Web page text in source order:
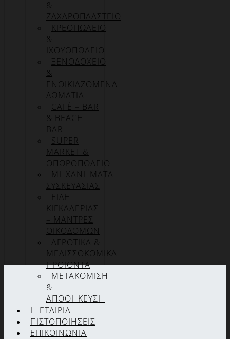
&
ΖΑΧΑΡΟΠΛΑΣΤΕΙΟ
ΚΡΕΟΠΩΛΕΙΟ
&
ΙΧΘΥΟΠΩΛΕΙΟ
ΞΕΝΟΔΟΧΕΙΟ
&
ΕΝΟΙΚΙΑΖΟΜΕΝΑ
ΔΩΜΑΤΙΑ
CAFÉ – BAR
& BEACH
BAR
SUPER
MARKET &
ΟΠΩΡΟΠΩΛΕΙΟ
ΜΗΧΑΝΗΜΑΤΑ
ΣΥΣΚΕΥΑΣΙΑΣ
ΕΙΔΗ
ΚΙΓΚΑΛΕΡΙΑΣ
– ΜΑΝΤΡΕΣ
ΟΙΚΟΔΟΜΩΝ
ΑΓΡΟΤΙΚΑ &
ΜΕΛΙΣΣΟΚΟΜΙΚΑ
ΠΡΟΪΟΝΤΑ
ΜΕΤΑΚΟΜΙΣΗ
&
ΑΠΟΘΗΚΕΥΣΗ
Η ΕΤΑΙΡΊΑ
ΠΙΣΤΟΠΟΙΉΣΕΙΣ
ΕΠΙΚΟΙΝΩΝΊΑ